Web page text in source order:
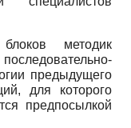
методик
предыдущего
для которого
предпосылкой